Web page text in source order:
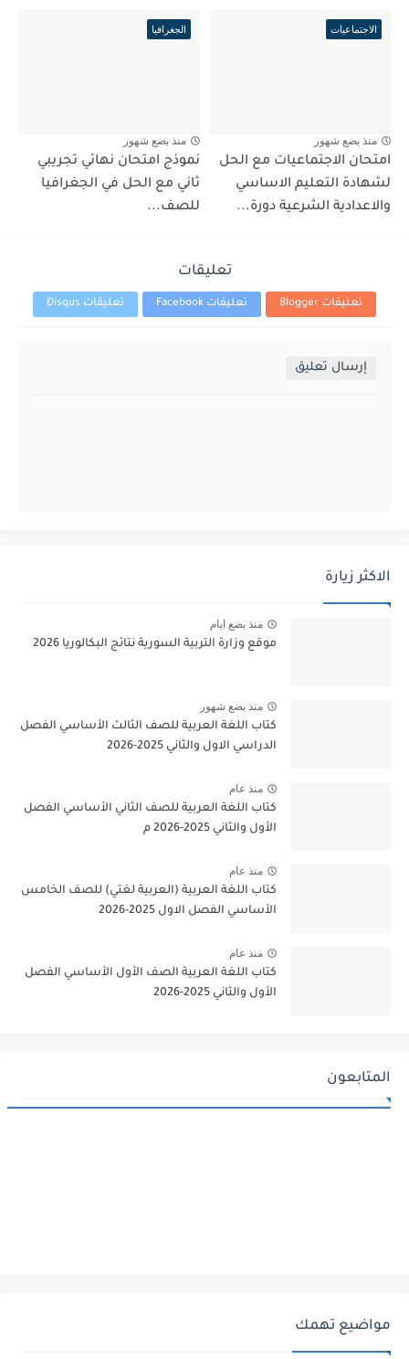
الاجتماعيات
منذ بضع شهور
امتحان الاجتماعيات مع الحل
لشهادة التعليم الاساسي
والاعدادية الشرعية دورة...
الجغرافيا
منذ بضع شهور
نموذج امتحان نهائي تجريبي
ثاني مع الحل في الجغرافيا
للصف...
تعليقات
تعليقات Blogger تعليقات Facebook تعليقات Disqus
إرسال تعليق
الاكثر زيارة
منذ بضع ايام
موقع وزارة التربية السورية نتائج البكالوريا 2026
منذ بضع شهور
كتاب اللغة العربية للصف الثالث الأساسي الفصل
الدراسي الاول والثاني 2025-2026
منذ عام
كتاب اللغة العربية للصف الثاني الأساسي الفصل
الأول والثاني 2025-2026 م
منذ عام
كتاب اللغة العربية (العربية لغتي) للصف الخامس
الأساسي الفصل الاول 2025-2026
منذ عام
كتاب اللغة العربية الصف الأول الأساسي الفصل
الأول والثاني 2025-2026
المتابعون
مواضيع تهمك